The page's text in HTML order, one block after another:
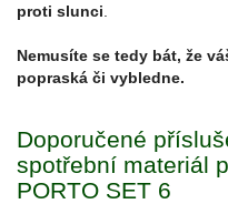
proti slunci
Nemusíte se tedy bát, že
popraská či vybledne.
Doporučené
spotřební materiál
PORTO SET 6